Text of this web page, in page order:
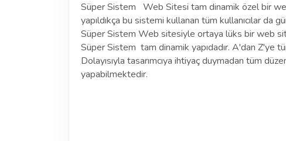
Süper Sistem Web Sitesi tam dinamik özel bir
yapıldıkça bu sistemi kullanan tüm kullanıcılar da
Süper Sistem Web sitesiyle ortaya lüks bir web
Süper Sistem tam dinamik yapıdadır. A'dan Z'ye
Dolayısıyla tasarımcıya ihtiyaç duymadan tüm
yapabilmektedir.